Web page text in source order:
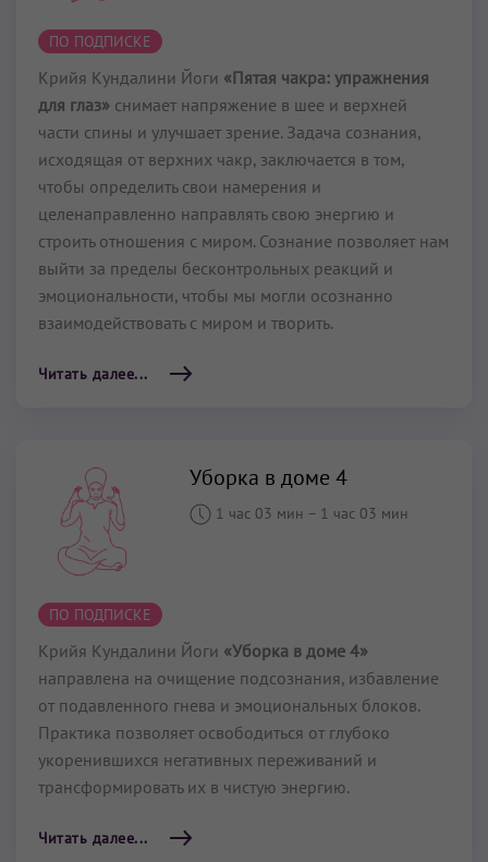
ПО ПОДПИСКЕ
Крийя Кундалини Йоги «Пятая чакра: упражнения
для глаз» снимает напряжение в шее и верхней
части спины и улучшает зрение. Задача сознания,
исходящая от верхних чакр, заключается в том,
чтобы определить свои намерения и
целенаправленно направлять свою энергию и
строить отношения с миром. Сознание позволяет нам
выйти за пределы бесконтрольных реакций и
эмоциональности, чтобы мы могли осознанно
взаимодействовать с миром и творить.
Читать далее...
Уборка в доме 4
1 час 03 мин – 1 час 03 мин
ПО ПОДПИСКЕ
Крийя Кундалини Йоги «Уборка в доме 4»
направлена на очищение подсознания, избавление
от подавленного гнева и эмоциональных блоков.
Практика позволяет освободиться от глубоко
укоренившихся негативных переживаний и
трансформировать их в чистую энергию.
Читать далее...